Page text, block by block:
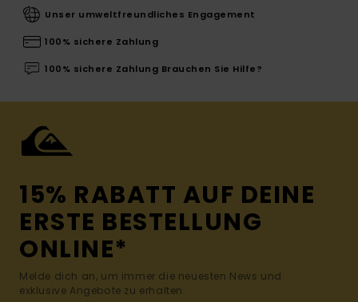
Unser umweltfreundliches Engagement
100% sichere Zahlung
100% sichere Zahlung Brauchen Sie Hilfe?
15% RABATT AUF DEINE
ERSTE BESTELLUNG
ONLINE*
Melde dich an, um immer die neuesten News und
exklusive Angebote zu erhalten.